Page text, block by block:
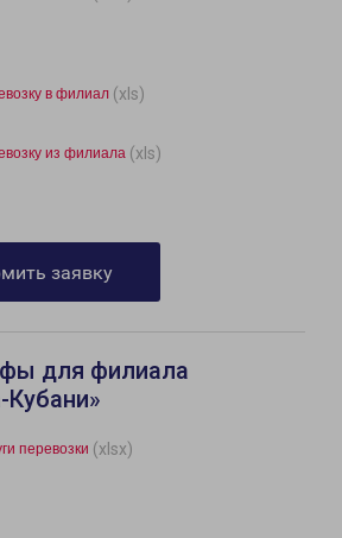
в филиал (xls)
из филиала (xls)
заявку
для филиала
Кубани»
перевозки (xlsx)